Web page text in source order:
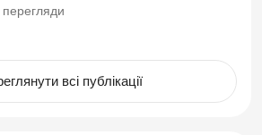
всі публікації